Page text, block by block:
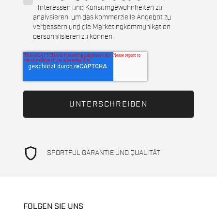
Interessen und Konsumgewohnheiten zu
analysieren, um das kommerzielle Angebot zu
verbessern und die Marketingkommunikation
personalisieren zu können.
shield SPORTFUL GARANTIE UND QUALITÄT
FOLGEN SIE UNS